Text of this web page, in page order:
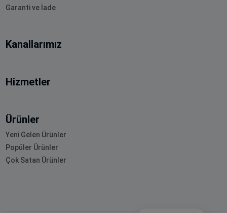
Garanti ve İade
Kanallarımız
Hizmetler
Ürünler
Yeni Gelen Ürünler
Popüler Ürünler
Çok Satan Ürünler